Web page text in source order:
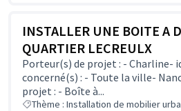
INSTALLER UNE BOITE A
QUARTIER LECREULX
Porteur(s) de projet : - Charline-
concerné(s) : - Toute la ville-
projet : - Boîte à...
Thème : Installation de mobilier